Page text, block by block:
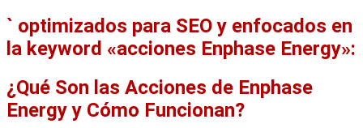
` optimizados para SEO y enfocados en
la keyword «acciones Enphase Energy»:
¿Qué Son las Acciones de Enphase
Energy y Cómo Funcionan?